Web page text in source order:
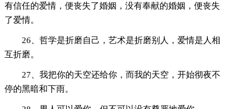
有信任的爱情，便丧失了婚姻，没有奉献的婚姻，便丧失
了爱情。
26、哲学是折磨自己，艺术是折磨别人，爱情是人相
互折磨。
27、我把你的天空还给你，而我的天空，开始彻夜不
停的黑暗和下雨。